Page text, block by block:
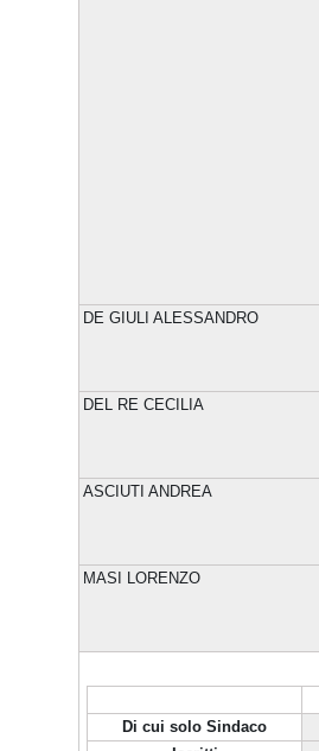
DE GIULI ALESSANDRO
DEL RE CECILIA
ASCIUTI ANDREA
MASI LORENZO
Di cui solo Sindaco